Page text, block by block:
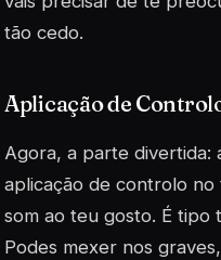
tão cedo.
Aplicação de
Agora, a parte divertida:
aplicação de controlo
som ao teu gosto. É tipo
Podes mexer nos